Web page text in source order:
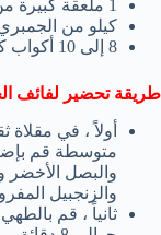
1 ملعقة كبيرة من الزنجبيل الطازج المفروم .
كيلو من
8 إلى 10 أكواب كبيرة من الخس .
طريقة تحضير لفائف
أولاً ، في مقلاة
متوسطة قم
والبصل
والزنجبيل
ثانياً ، قم